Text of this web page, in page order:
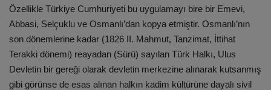
Özellikle Türkiye Cumhuriyeti bu uygulamayı bire bir Emevi,
Abbasi, Selçuklu ve Osmanlı’dan kopya etmiştir. Osmanlı’nın
son dönemlerine kadar (1826 II. Mahmut, Tanzimat, İttihat
Terakki dönemi) reayadan (Sürü) sayılan Türk Halkı, Ulus
Devletin bir gereği olarak devletin merkezine alınarak kutsanmış
gibi görünse de esas alınan halkın kadim kültürüne dayalı sivil